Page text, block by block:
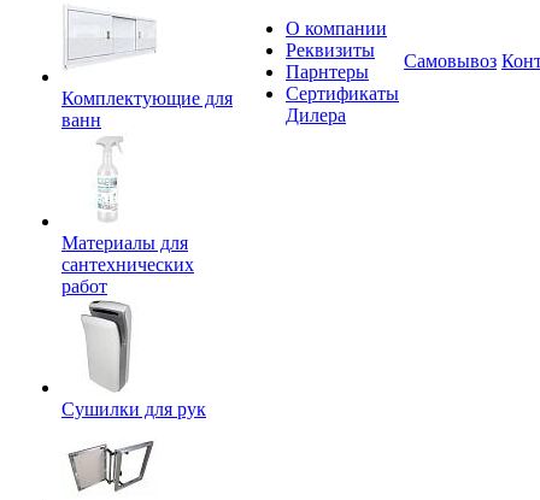
Комплектующие для
ванн
Материалы для
сантехнических
работ
Сушилки для рук
О компании
Реквизиты
Парнтеры
Сертификаты
Дилера
Самовывоз